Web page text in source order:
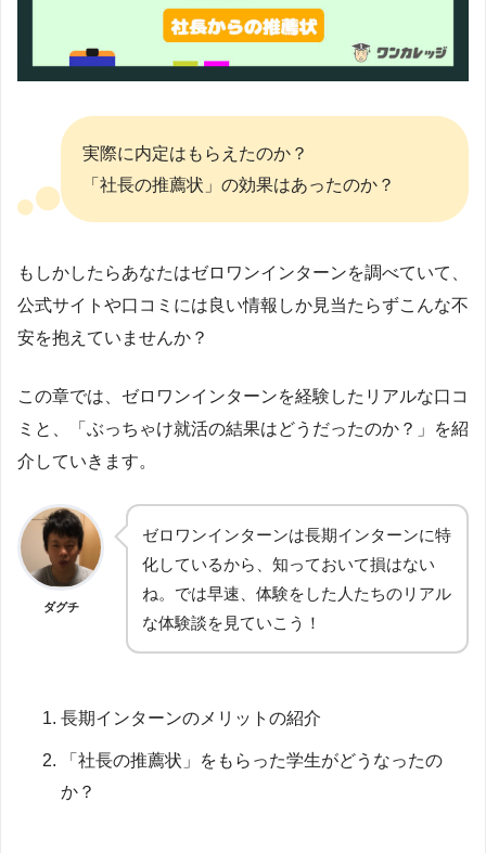
実際に内定はもらえたのか？
「社長の推薦状」の効果はあったのか？
もしかしたらあなたはゼロワンインターンを調べていて、
公式サイトや口コミには良い情報しか見当たらずこんな不
安を抱えていませんか？
この章では、ゼロワンインターンを経験したリアルな口コ
ミと、「ぶっちゃけ就活の結果はどうだったのか？」を紹
介していきます。
ダグチ
ゼロワンインターンは長期インターンに特
化しているから、知っておいて損はない
ね。では早速、体験をした人たちのリアル
な体験談を見ていこう！
長期インターンのメリットの紹介
「社長の推薦状」をもらった学生がどうなったの
か？